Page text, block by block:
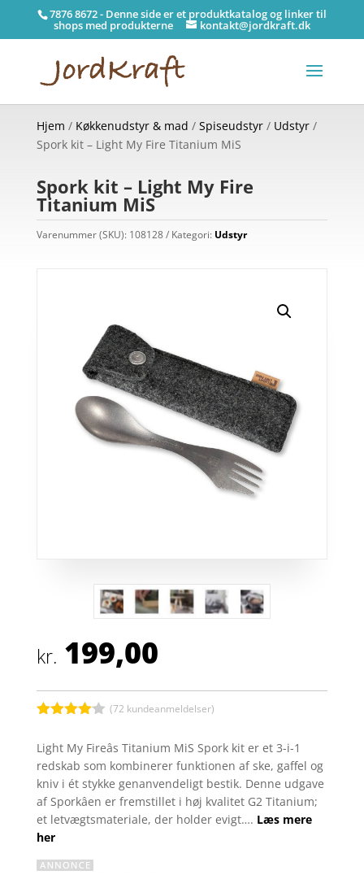
7876 8672 - Denne side er et produktkatalog og linker til
shops med produkterne kontakt@jordkraft.dk
Hjem / Køkkenudstyr & mad / Spiseudstyr/ Udstyr/
Spork kit – Light My Fire Titanium MiS
Spork kit – Light My Fire
Titanium MiS
Varenummer (SKU): 108128 Kategori: Udstyr
kr. 199,00
ud af 5
baseret
på
kundebed
ømmelse
r
(72 kundeanmeldelser)
Light My Fireâs Titanium MiS Spork kit er et 3-i-1
redskab som kombinerer funktionen af ske, gaffel og
kniv i ét stykke genanvendeligt bestik. Denne udgave
af Sporkâen er fremstillet i høj kvalitet G2 Titanium;
et letvægtsmateriale, der holder evigt…. Læs mere
her